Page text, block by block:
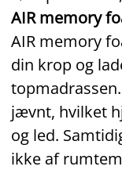
AIR memory
AIR memory
din krop og
jævnt, hvilket
og led.
ikke af